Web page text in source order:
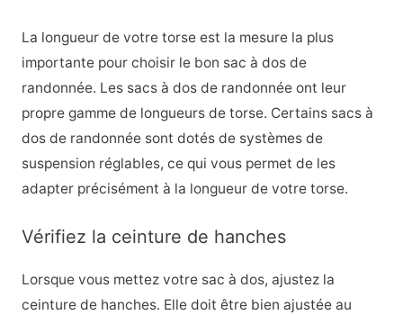
La longueur de votre torse est la mesure la plus
importante pour choisir le bon sac à dos de
randonnée. Les sacs à dos de randonnée ont leur
propre gamme de longueurs de torse. Certains sacs à
dos de randonnée sont dotés de systèmes de
suspension réglables, ce qui vous permet de les
adapter précisément à la longueur de votre torse.
Vérifiez la ceinture de hanches
Lorsque vous mettez votre sac à dos, ajustez la
ceinture de hanches. Elle doit être bien ajustée au